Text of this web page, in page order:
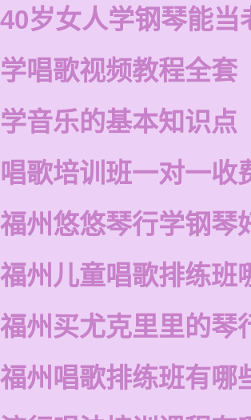
40岁女人学钢琴能当
学唱歌视频教程全套
学音乐的基本知识点
唱歌培训班一对一收
福州悠悠琴行学钢琴
福州儿童唱歌排练班
福州买尤克里里的琴
福州唱歌排练班有哪